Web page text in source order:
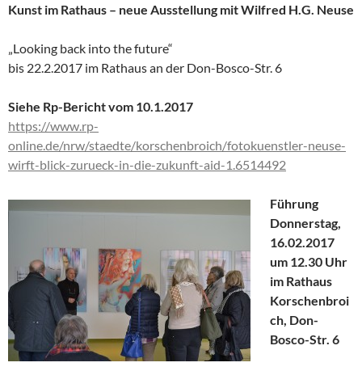
Kunst im Rathaus – neue Ausstellung mit Wilfred H.G. Neuse
„Looking back into the future“
bis 22.2.2017 im Rathaus an der Don-Bosco-Str. 6
Siehe Rp-Bericht vom 10.1.2017
https://www.rp-
online.de/nrw/staedte/korschenbroich/fotokuenstler-neuse-
wirft-blick-zurueck-in-die-zukunft-aid-1.6514492
Führung
Donnerstag,
16.02.2017
um 12.30 Uhr
im Rathaus
Korschenbroi
ch, Don-
Bosco-Str. 6